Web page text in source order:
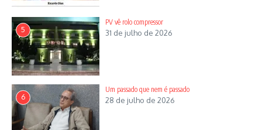
5
PV vê rolo compressor
31 de julho de 2026
6
Um passado que nem é passado
28 de julho de 2026